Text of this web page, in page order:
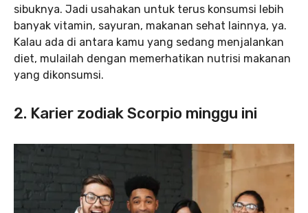
sibuknya. Jadi usahakan untuk terus konsumsi lebih
banyak vitamin, sayuran, makanan sehat lainnya, ya.
Kalau ada di antara kamu yang sedang menjalankan
diet, mulailah dengan memerhatikan nutrisi makanan
yang dikonsumsi.
2. Karier zodiak Scorpio minggu ini